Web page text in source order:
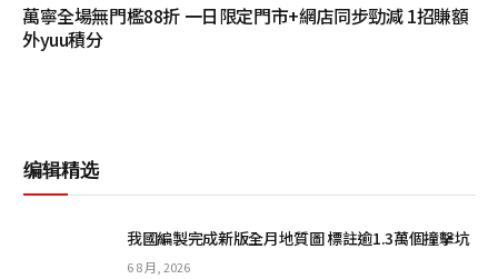
萬寧全場無門檻88折 一日限定門市+網店同步勁減 1招賺額
外yuu積分
编辑精选
我國編製完成新版全月地質圖 標註逾1.3萬個撞擊坑
6 8 月, 2026